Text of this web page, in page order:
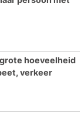
hoeveelheid
verkeer